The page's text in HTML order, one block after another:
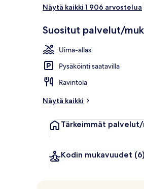
Näytä kaikki 1 906 arvostelua
Suositut palvelut/
Uima-allas
Pysäköinti saatavilla
Ravintola
Näytä kaikki
Tärkeimmät
Kodin mukavuudet (6)